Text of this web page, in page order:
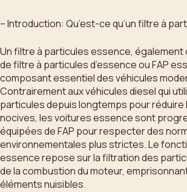
– Introduction: Qu’est-ce qu’un filtre à
Un filtre à particules essence, également
de filtre à particules d’essence ou FAP
composant essentiel des véhicules
Contrairement aux véhicules diesel qui
particules depuis longtemps pour réduire
nocives, les voitures essence sont
équipées de FAP pour respecter des
environnementales plus strictes. Le
essence repose sur la filtration des
de la combustion du moteur,
éléments nuisibles.